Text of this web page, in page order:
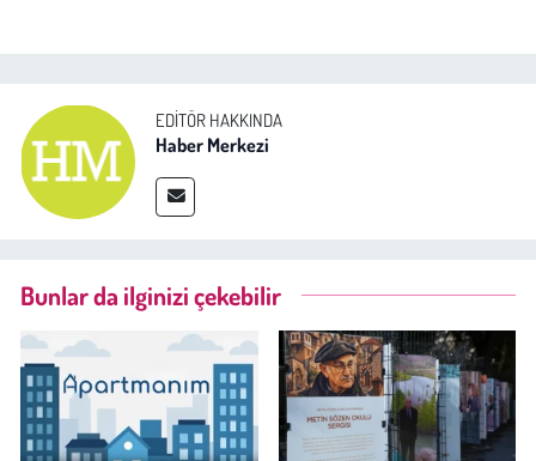
EDITÖR HAKKINDA
Haber Merkezi
Bunlar da ilginizi çekebilir